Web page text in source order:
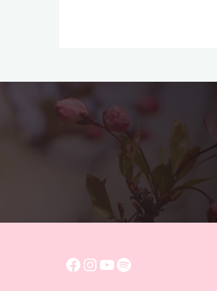
Facebook
Instagram
YouTube
Spotify